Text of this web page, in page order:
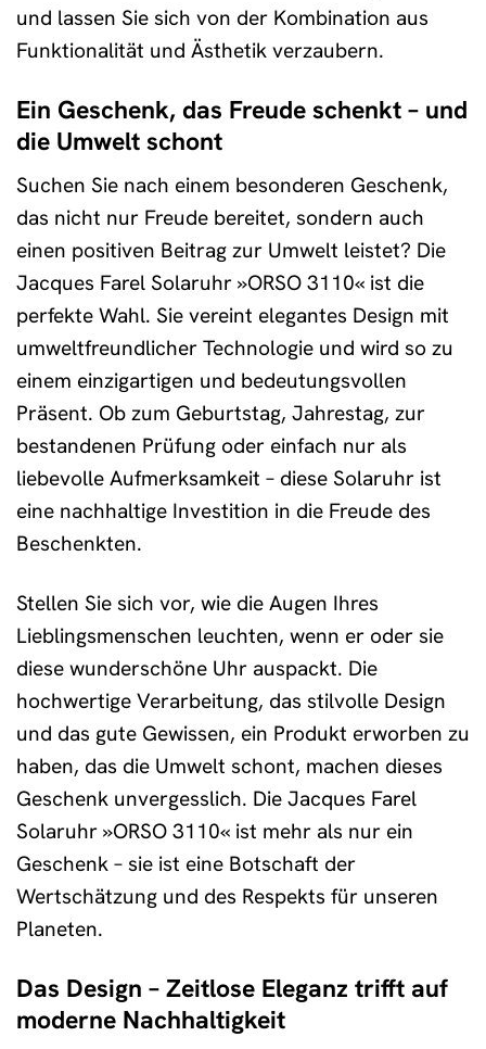
und lassen Sie sich von der Kombination aus
Funktionalität und Ästhetik verzaubern.
Ein Geschenk, das Freude schenkt – und
die Umwelt schont
Suchen Sie nach einem besonderen Geschenk,
das nicht nur Freude bereitet, sondern auch
einen positiven Beitrag zur Umwelt leistet? Die
Jacques Farel Solaruhr »ORSO 3110« ist die
perfekte Wahl. Sie vereint elegantes Design mit
umweltfreundlicher Technologie und wird so zu
einem einzigartigen und bedeutungsvollen
Präsent. Ob zum Geburtstag, Jahrestag, zur
bestandenen Prüfung oder einfach nur als
liebevolle Aufmerksamkeit – diese Solaruhr ist
eine nachhaltige Investition in die Freude des
Beschenkten.
Stellen Sie sich vor, wie die Augen Ihres
Lieblingsmenschen leuchten, wenn er oder sie
diese wunderschöne Uhr auspackt. Die
hochwertige Verarbeitung, das stilvolle Design
und das gute Gewissen, ein Produkt erworben zu
haben, das die Umwelt schont, machen dieses
Geschenk unvergesslich. Die Jacques Farel
Solaruhr »ORSO 3110« ist mehr als nur ein
Geschenk – sie ist eine Botschaft der
Wertschätzung und des Respekts für unseren
Planeten.
Das Design – Zeitlose Eleganz trifft auf
moderne Nachhaltigkeit